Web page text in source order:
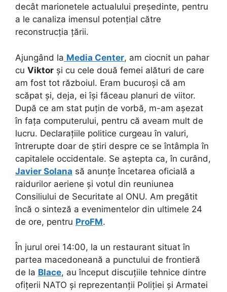
decât marionetele actualului președinte, pentru
a le canaliza imensul potențial către
reconstrucția țării.
Ajungând la Media Center, am ciocnit un pahar
cu Viktor și cu cele două femei alături de care
am fost tot războiul. Eram bucuroși că am
scăpat și, deja, ei își făceau planuri de viitor.
După ce am stat puțin de vorbă, m-am așezat
în fața computerului, pentru că aveam mult de
lucru. Declarațiile politice curgeau în valuri,
întrerupte doar de știri despre ce se întâmpla în
capitalele occidentale. Se aștepta ca, în curând,
Javier Solana să anunțe încetarea oficială a
raidurilor aeriene și votul din reuniunea
Consiliului de Securitate al ONU. Am pregătit
încă o sinteză a evenimentelor din ultimele 24
de ore, pentru ProFM.
În jurul orei 14:00, la un restaurant situat în
partea macedoneană a punctului de frontieră
de la Blace, au început discuțiile tehnice dintre
ofițerii NATO și reprezentanții Poliției și Armatei